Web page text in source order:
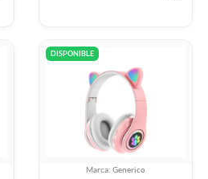
DISPONIBLE
Marca: Generico